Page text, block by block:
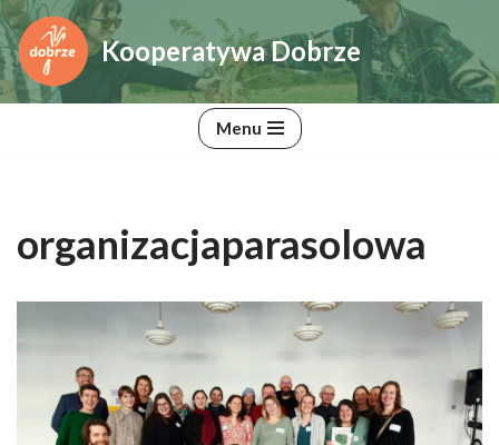
Przejdź
do
Kooperatywa Dobrze
Menu
organizacjaparasolowa